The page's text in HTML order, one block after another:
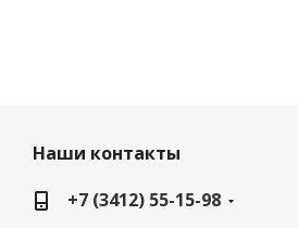
Наши контакты
+7 (3412) 55-15-98